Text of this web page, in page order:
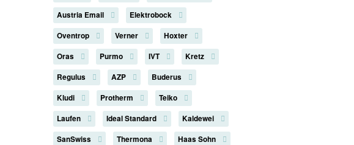
Austria Email
Elektrobock
Oventrop
Verner
Hoxter
Oras
Purmo IVT
Kretz
Regulus
AZP
Buderus
Kludi
Protherm
Teiko
Laufen
Ideal Standard
Kaldewei
SanSwiss
Thermona
Haas Sohn